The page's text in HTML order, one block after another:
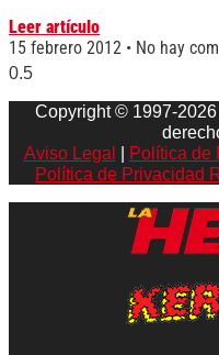
Leer artículo
15 febrero 2012
No hay
Copyright © 1997-
Aviso Legal
Política de
Política de Privacidad